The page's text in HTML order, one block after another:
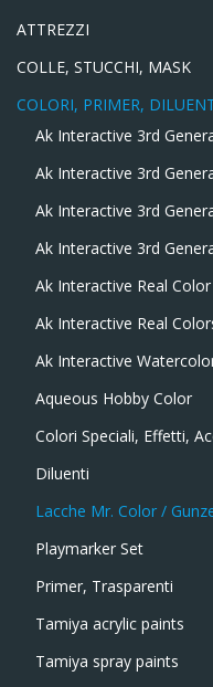
ATTREZZI
COLLE, STUCCHI, MASK
COLORI, PRIMER,
Ak Interactive 3rd
Ak Interactive 3rd
Ak Interactive 3rd
Ak Interactive 3rd
Ak Interactive Real Color
Ak Interactive Real
Ak Interactive
Aqueous Hobby Color
Colori Speciali, Effetti,
Diluenti
Lacche Mr. Color /
Playmarker Set
Primer, Trasparenti
Tamiya acrylic paints
Tamiya spray paints